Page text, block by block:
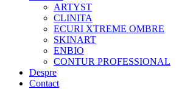
ARTYST
CLINITA
ECURI XTREME OMBRE
SKINART
ENBIO
CONTUR PROFESSIONAL
Despre
Contact